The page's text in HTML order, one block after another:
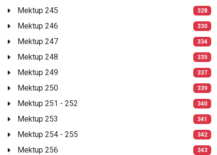
Mektup 245 328
Mektup 246 330
Mektup 247 334
Mektup 248 335
Mektup 249 337
Mektup 250 339
Mektup 251 - 252 340
Mektup 253 341
Mektup 254 - 255 342
Mektup 256 343